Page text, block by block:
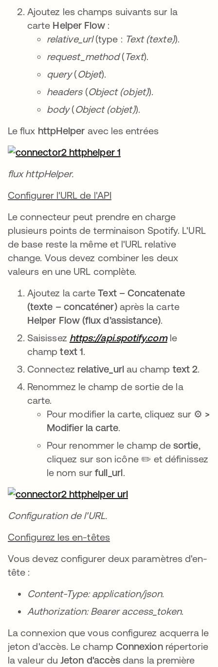
Ajoutez les champs suivants sur la
carte Helper Flow :
relative_url(type : Text (texte)).
request_method(Text).
query(Objet).
headers(Object (objet)).
body(Object (objet)).
Le flux httpHelper avec les entrées
flux httpHelper.
Configurer l'URL de l'API
Le connecteur peut prendre en charge
plusieurs points de terminaison Spotify. L'URL
de base reste la même et l'URL relative
change. Vous devez combiner les deux
valeurs en une URL complète.
Ajoutez la carteText – Concatenate
(texte – concaténer)après la carte
Helper Flow (flux d’assistance)
Saisissez https://api.spotify.comle
champtext 1
Connectez relative_urlau champ text 2
Renommez le champ de sortie de la
carte.
Pour modifier la carte, cliquez sur ⚙️ >
Modifier la carte
Pour renommer le champ desortie
cliquez sur son icône ✏️ et définissez
le nom sur full_url
Configuration de l'URL.
Configurez les en-têtes
Vous devez configurer deux paramètres d'en-
tête :
Content-Type: application/json.
Authorization: Bearer access_token.
La connexion que vous configurez acquerra le
jeton d'accès. Le champ Connexionrépertorie
la valeur du Jeton d'accès dans la première